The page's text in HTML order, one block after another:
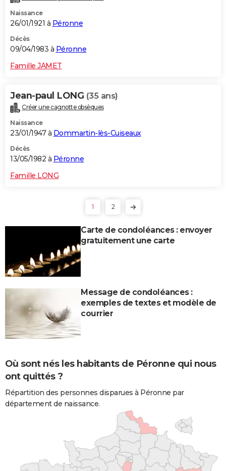
Naissance
26/01/1921 à Péronne
Décès
09/04/1983 à Péronne
Famille JAMET
Jean-paul LONG (35 ans)
Créer une cagnotte obsèques
Naissance
23/01/1947 à Dommartin-lès-Cuiseaux
Décès
13/05/1982 à Péronne
Famille LONG
1 2
Carte de condoléances : envoyer
gratuitement une carte
Message de condoléances :
exemples de textes et modèle de
courrier
Où sont nés les habitants de Péronne qui nous
ont quittés ?
Répartition des personnes disparues à Péronne par
département de naissance.